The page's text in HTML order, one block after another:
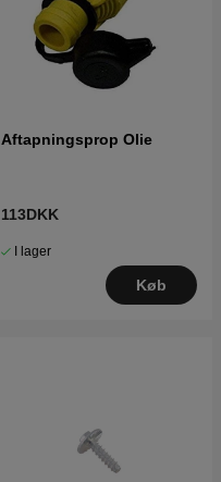
Aftapningsprop Olie
113DKK
I lager
Køb